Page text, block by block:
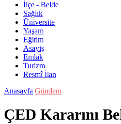
İlçe - Belde
Sağlık
Üniversite
Yaşam
Eğitim
Asayiş
Emlak
Turizm
Resmî İlan
Anasayfa Gündem
ÇED Kararını